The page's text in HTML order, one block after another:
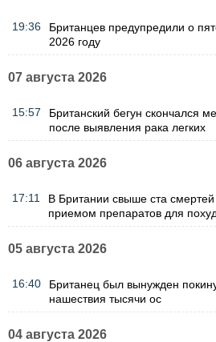
19:36
Британцев предупредили о
2026 году
07 августа 2026
15:57
Британский бегун скончался
после выявления рака легких
06 августа 2026
17:11
В Британии свыше ста смертей
приемом препаратов для
05 августа 2026
16:40
Британец был вынужден
нашествия тысячи ос
04 августа 2026